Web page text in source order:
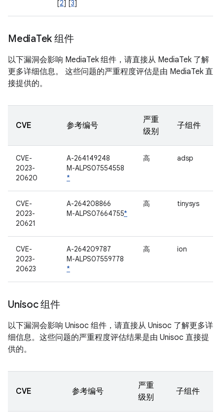
[2] [3]
MediaTek 组件
以下漏洞会影响 MediaTek 组件，请直接从 MediaTek 了解
更多详细信息。 这些问题的严重程度评估是由 MediaTek 直
接提供的。
CVE 参考编号
严重
级别
子组件
CVE-
2023-
20620
A-264149248
M-ALPS07554558
*
高 adsp
CVE-
2023-
20621
A-264208866
M-ALPS07664755*
高 tinysys
CVE-
2023-
20623
A-264209787
M-ALPS07559778
*
高 ion
Unisoc 组件
以下漏洞会影响 Unisoc 组件，请直接从 Unisoc 了解更多详
细信息。这些问题的严重程度评估结果是由 Unisoc 直接提
供的。
CVE 参考编号
严重
级别
子组件